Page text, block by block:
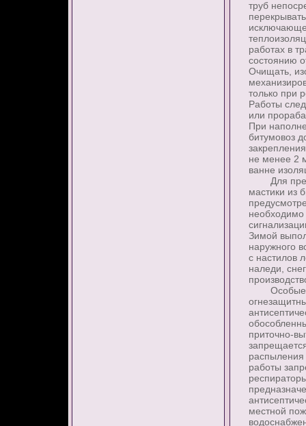
труб
работах в
состоянию
Очищать,
только при
Работы
или
При
битумовоз
не менее 2
ванне
Для
мастики из
Зимой
наружного
с настилов
наледи,
Особые
приточно-
распыления
работы
местной